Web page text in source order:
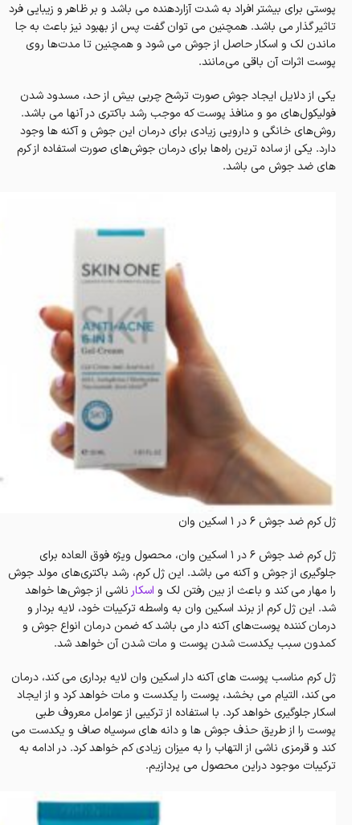
پوستی برای بیشتر افراد به شدت آزاردهنده می باشد و بر ظاهر و زیبایی فرد
تاثیر گذار می باشد. همچنین می توان گفت پس از بهبود نیز باعث به جا
ماندن لک و اسکار حاصل از جوش می شود و همچنین تا مدت‌ها روی
پوست اثرات آن باقی می‌مانند.
یکی از دلایل ایجاد جوش صورت ترشح چربی بیش از حد، مسدود شدن
فولیکول‌های مو و منافذ پوست که موجب رشد باکتری در آنها می باشد.
روش‌های خانگی و دارویی زیادی برای درمان این جوش‌ و آکنه ها وجود
دارد. یکی از ساده ترین راه‌ها برای درمان جوش‌های صورت استفاده از کرم
های ضد جوش می باشد.
ژل کرم ضد جوش 6 در 1 اسکین وان
ژل کرم ضد جوش 6 در 1 اسکین وان، محصول ویژه فوق العاده برای
جلوگیری از جوش و آکنه می باشد. این ژل کرم، رشد باکتری‌های مولد جوش
را مهار می کند و باعث از بین رفتن لک و اسکار ناشی از جوش‌ها خواهد
شد. این ژل کرم از برند اسکین وان به واسطه ترکیبات خود، لایه بردار و
درمان کننده پوست‌های آکنه دار می باشد که ضمن درمان انواع جوش و
کمدون سبب یکدست شدن پوست و مات شدن آن خواهد شد.
ژل کرم مناسب پوست های آکنه دار اسکین وان لایه برداری می کند، درمان
می کند، التیام می بخشد، پوست را یکدست و مات خواهد کرد و از ایجاد
اسکار جلوگیری خواهد کرد. با استفاده از ترکیبی از عوامل معروف طبی
پوست را از طریق حذف جوش ها و دانه های سرسیاه صاف و یکدست می
کند و قرمزی ناشی از التهاب را به میزان زیادی کم خواهد کرد. در ادامه به
ترکیبات موجود دراین محصول می پردازیم.